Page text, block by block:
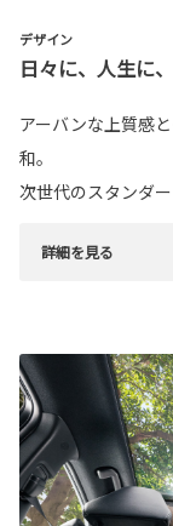
デザイン
日々に、人生に
アーバンな上質感
和。
次世代のスタンダー
詳細を見る